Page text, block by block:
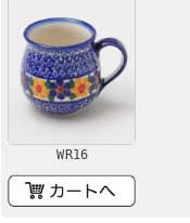
WR16